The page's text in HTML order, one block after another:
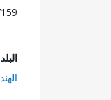
البلد
الهند